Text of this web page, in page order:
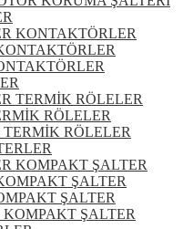
KONTAKTÖRLER
TERMİK RÖLELER
RÖLELER
RÖLELER
KOMPAKT ŞALTER
ŞALTER
ŞALTER
ŞALTER